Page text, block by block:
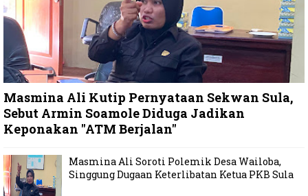
Masmina Ali Kutip Pernyataan Sekwan Sula,
Sebut Armin Soamole Diduga Jadikan
Keponakan "ATM Berjalan"
Masmina Ali Soroti Polemik Desa Wailoba,
Singgung Dugaan Keterlibatan Ketua PKB Sula